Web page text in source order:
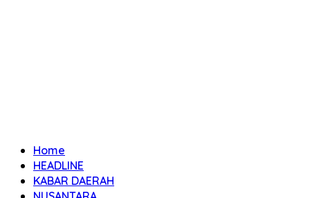
Home
HEADLINE
KABAR DAERAH